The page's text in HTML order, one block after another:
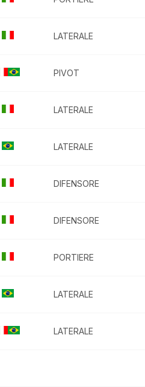
LATERALE
PIVOT
LATERALE
LATERALE
DIFENSORE
DIFENSORE
PORTIERE
LATERALE
LATERALE